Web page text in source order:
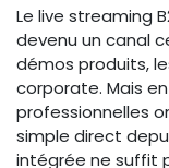
Le live streaming
devenu un canal
démos produits,
corporate. Mais
professionnelles
simple direct
intégrée ne suffit